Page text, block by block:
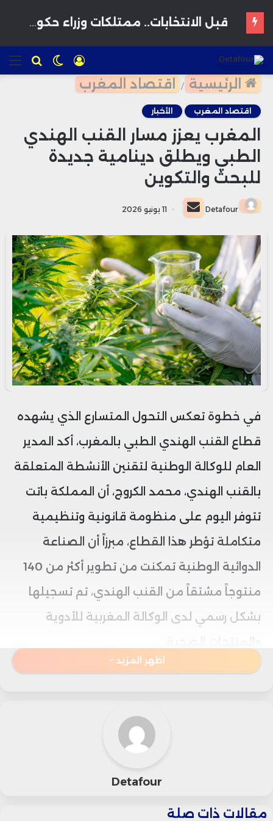
للبحث الوضع
المظلم
تسجيل
الدخول
الرئيسية / اقتصاد المغرب
اقتصاد المغرب الأخبار
المغرب يعزز مسار القنب الهندي
الطبي ويطلق دينامية جديدة
للبحث والتكوين
Detafour
أرسل
بريدا
إلكترونيا
11 يونيو 2026
في خطوة تعكس التحول المتسارع الذي يشهده
قطاع القنب الهندي الطبي بالمغرب، أكد المدير
العام للوكالة الوطنية لتقنين الأنشطة المتعلقة
بالقنب الهندي، محمد الكروج، أن المملكة باتت
تتوفر اليوم على منظومة قانونية وتنظيمية
متكاملة تؤطر هذا القطاع، مبرزاً أن الصناعة
الدوائية الوطنية تمكنت من تطوير أكثر من 140
منتوجاً مشتقاً من القنب الهندي، تم تسجيلها
بشكل رسمي لدى الوكالة المغربية للأدوية
للقنب الهندي، المنعقد بمدينة الدار البيضاء،
أكثر من 600 نقطة بيع مرخصة على المستوى
الوطني، ما يعكس تقدماً ملحوظاً في سلسلة
اظهر المزيد
Detafour
مقالات ذات صلة